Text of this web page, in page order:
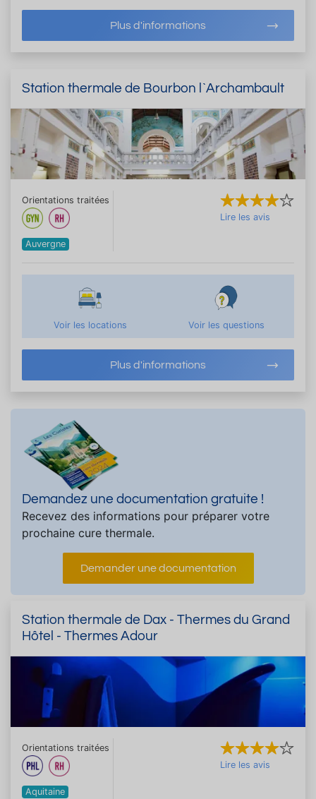
Plus d'informations
Station thermale de Bourbon l`Archambault
Orientations traitées
Auvergne
Lire les avis
Voir les locations Voir les questions
Plus d'informations
Demandez une documentation gratuite !
Recevez des informations pour préparer votre
prochaine cure thermale.
Demander une documentation
Station thermale de Dax - Thermes du Grand
Hôtel - Thermes Adour
Orientations traitées
Aquitaine
Lire les avis